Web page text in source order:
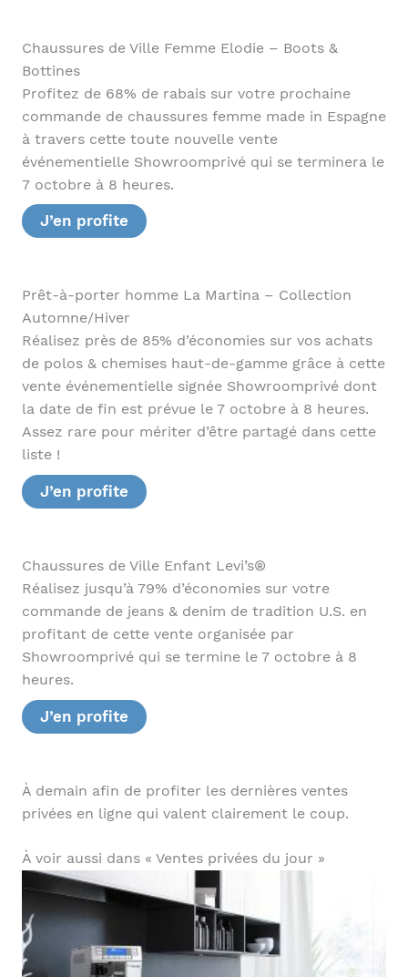
Chaussures de Ville Femme Elodie – Boots &
Bottines
Profitez de 68% de rabais sur votre prochaine
commande de chaussures femme made in Espagne
à travers cette toute nouvelle vente
événementielle Showroomprivé qui se terminera le
7 octobre à 8 heures.
J’en profite
Prêt-à-porter homme La Martina – Collection
Automne/Hiver
Réalisez près de 85% d’économies sur vos achats
de polos & chemises haut-de-gamme grâce à cette
vente événementielle signée Showroomprivé dont
la date de fin est prévue le 7 octobre à 8 heures.
Assez rare pour mériter d’être partagé dans cette
liste !
J’en profite
Chaussures de Ville Enfant Levi’s®
Réalisez jusqu’à 79% d’économies sur votre
commande de jeans & denim de tradition U.S. en
profitant de cette vente organisée par
Showroomprivé qui se termine le 7 octobre à 8
heures.
J’en profite
À demain afin de profiter les dernières ventes
privées en ligne qui valent clairement le coup.
À voir aussi dans « Ventes privées du jour »